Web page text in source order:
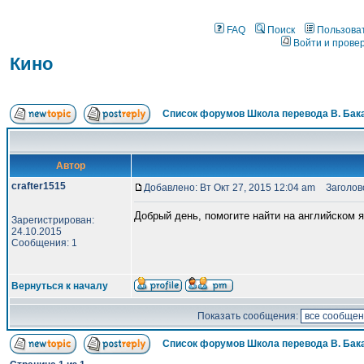
FAQ Поиск
Войти и
Кино
Список форумов Школа перевода В.
Автор
crafter1515
Зарегистрирован:
24.10.2015
Сообщения: 1
Добавлено: Вт Окт 27, 2015 12:04 am
Добрый день, помогите найти на
Вернуться к началу
Показать сообщения:
Список форумов Школа перевода В.